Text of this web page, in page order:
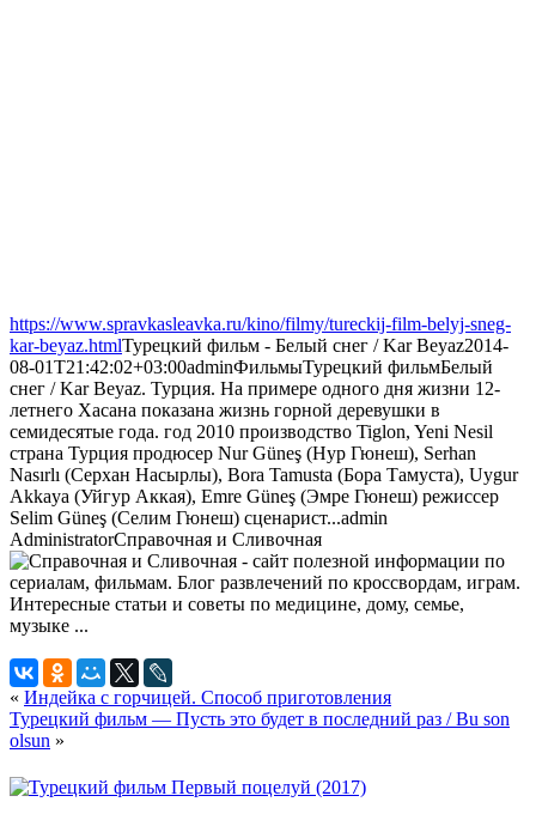
https://www.spravkasleavka.ru/kino/filmy/tureckij-film-belyj-sneg-
kar-beyaz.htmlТурецкий фильм - Белый снег / Kar Beyaz2014-
08-01T21:42:02+03:00adminФильмыТурецкий фильмБелый
снег / Kar Beyaz. Турция. На примере одного дня жизни 12-
летнего Хасана показана жизнь горной деревушки в
семидесятые года. год 2010 производство Tiglon, Yeni Nesil
страна Турция продюсер Nur Güneş (Нур Гюнеш), Serhan
Nasırlı (Серхан Насырлы), Bora Tamusta (Бора Тамуста), Uygur
Akkaya (Уйгур Аккая), Emre Güneş (Эмре Гюнеш) режиссер
Selim Güneş (Селим Гюнеш) сценарист...admin
AdministratorСправочная и Сливочная
« Индейка с горчицей. Способ приготовления
Турецкий фильм — Пусть это будет в последний раз / Bu son
olsun »